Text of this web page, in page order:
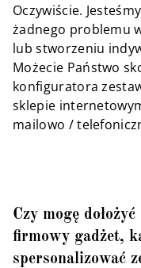
Oczywiście.
żadnego problemu
lub stworzeniu
Możecie Państwo
konfiguratora
sklepie
mailowo /
Czy mogę
firmowy gadżet,
spersonalizować